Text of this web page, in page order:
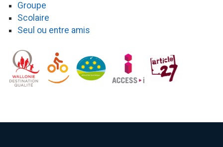
Groupe
Scolaire
Seul ou entre amis